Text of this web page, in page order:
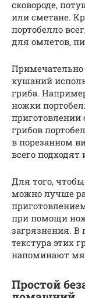
сковороде,
или сметане.
портобелло
для омлетов,
Примечательно
кушаний
гриба.
ножки
приготовлении
грибов
в порезанном
всего
Для того,
можно лучше
при помощи
загрязнения. В
текстура этих
напоминают
Простой